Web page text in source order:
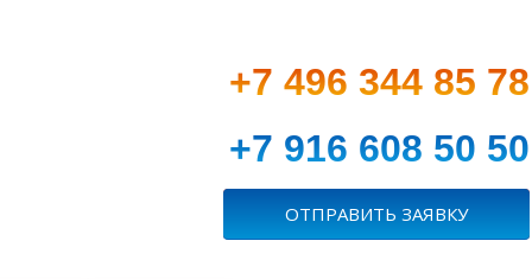
+7 496 344 85 78
+7 916 608 50 50
ОТПРАВИТЬ ЗАЯВКУ